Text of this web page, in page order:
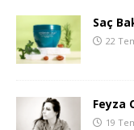
Saç
22
Feyza
19